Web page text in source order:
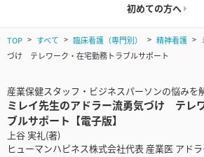
初めての方へ
TOP すべて 臨床看護（専門別） 精神看護
づけ テレワーク・在宅勤務トラブルサポート
産業保健スタッフ・ビジネスパーソンの悩みを
ミレイ先生のアドラー流勇気づけ テレ
ブルサポート【電子版】
上谷 実礼(著)
ヒューマンハピネス株式会社代表 産業医 アド